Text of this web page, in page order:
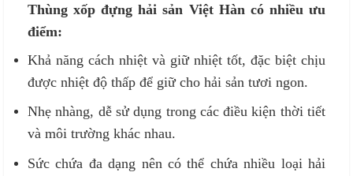
Thùng xốp đựng hải sản Việt Hàn có nhiều ưu
điểm:
Khả năng cách nhiệt và giữ nhiệt tốt, đặc biệt chịu
được nhiệt độ thấp để giữ cho hải sản tươi ngon.
Nhẹ nhàng, dễ sử dụng trong các điều kiện thời tiết
và môi trường khác nhau.
Sức chứa đa dạng nên có thể chứa nhiều loại hải